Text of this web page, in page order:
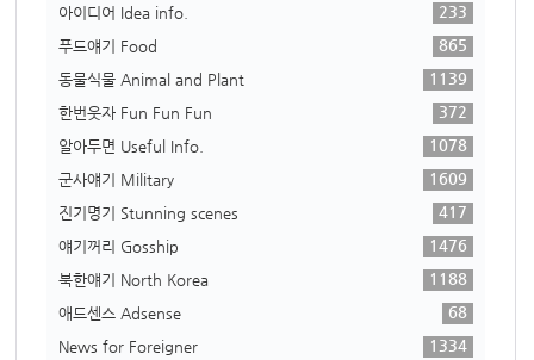
아이디어 Idea info.
233
푸드얘기 Food
865
동물식물 Animal and Plant
1139
한번웃자 Fun Fun Fun
372
알아두면 Useful Info.
1078
군사얘기 Military
1609
진기명기 Stunning scenes
417
얘기꺼리 Gosship
1476
북한얘기 North Korea
1188
애드센스 Adsense
68
News for Foreigner
1334